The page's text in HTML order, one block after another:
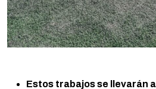
Estos trabajos se llevarán